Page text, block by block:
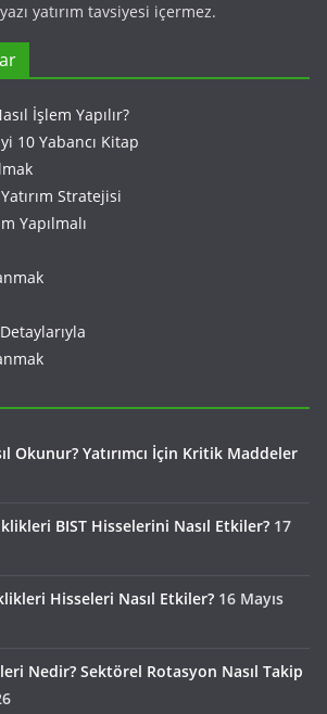
yatırım tavsiyesi içermez.
İşlem Yapılır?
10 Yabancı Kitap
Stratejisi
Yapılmalı
Okunur? Yatırımcı İçin Kritik Maddeler
BIST Hisselerini Nasıl Etkiler? 17
Hisseleri Nasıl Etkiler? 16 Mayıs
Nedir? Sektörel Rotasyon Nasıl Takip